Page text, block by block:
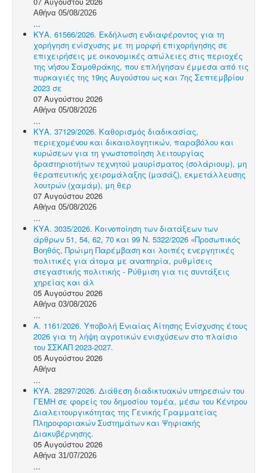
Αθήνα 05/08/2026
...
ΚΥΑ. 61566/2026. Εκδήλωση ενδιαφέροντος για τη
χορήγηση ενίσχυσης με τη μορφή επιχορήγησης σε
επιχειρήσεις με οικονομικές απώλειες στις περιοχές
της νήσου Σαμοθράκης, που επλήγησαν έμμεσα από τις
πυρκαγιές της 19ης Αυγούστου ως και 7ης Σεπτεμβρίου
2023 σε
07 Αυγούστου 2026
Αθήνα 05/08/2026
...
ΚΥΑ. 37129/2026. Καθορισμός διαδικασίας,
περιεχομένου και δικαιολογητικών, παραβόλου και
κυρώσεων για τη γνωστοποίηση λειτουργίας
δραστηριοτήτων τεχνητού μαυρίσματος (σολάριουμ), μη
θεραπευτικής χειρομάλαξης (μασάζ), εκμετάλλευσης
λουτρών (χαμάμ), μη θερ
07 Αυγούστου 2026
Αθήνα 05/08/2026
...
ΚΥΑ. 3035/2026. Κοινοποίηση των διατάξεων των
άρθρων 51, 54, 62, 70 και 99 Ν. 5322/2026 «Προσωπικός
Βοηθός, Πρώιμη Παρέμβαση και λοιπές ενεργητικές
πολιτικές για άτομα με αναπηρία, ρυθμίσεις
στεγαστικής πολιτικής - Ρύθμιση για τις συντάξεις
χηρείας και άλ
05 Αυγούστου 2026
Αθήνα 03/08/2026
...
Α. 1161/2026. Υποβολή Ενιαίας Αίτησης Ενίσχυσης έτους
2026 για τη λήψη αγροτικών ενισχύσεων στο πλαίσιο
του ΣΣΚΑΠ 2023-2027.
05 Αυγούστου 2026
Αθήνα
...
ΚΥΑ. 28297/2026. Διάθεση διαδικτυακών υπηρεσιών του
ΓΕΜΗ σε φορείς του δημοσίου τομέα, μέσω του Κέντρου
Διαλειτουργικότητας της Γενικής Γραμματείας
Πληροφοριακών Συστημάτων και Ψηφιακής
Διακυβέρνησης.
05 Αυγούστου 2026
Αθήνα 31/07/2026
...